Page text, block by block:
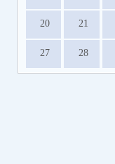
20 21
27 28